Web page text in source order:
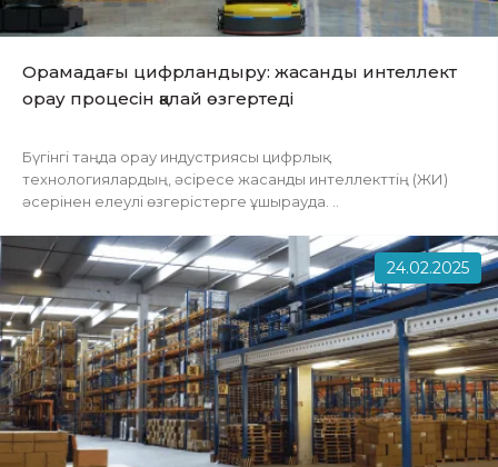
Орамадағы цифрландыру: жасанды интеллект
орау процесін қалай өзгертеді
Бүгінгі таңда орау индустриясы цифрлық
технологиялардың, әсіресе жасанды интеллекттің (ЖИ)
әсерінен елеулі өзгерістерге ұшырауда. ..
24.02.2025